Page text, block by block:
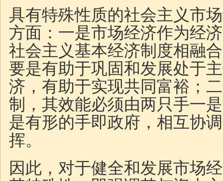
具有特殊性质的社会主义市
方面：一是市场经济作为经
社会主义基本经济制度相融
要是有助于巩固和发展处于
济，有助于实现共同富裕；
制，其效能必须由两只手一
是有形的手即政府，相互协
挥。
因此，对于健全和发展市场